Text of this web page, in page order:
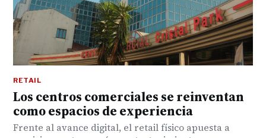
RETAIL
Los centros comerciales se reinventan
como espacios de experiencia
Frente al avance digital, el retail físico apuesta a